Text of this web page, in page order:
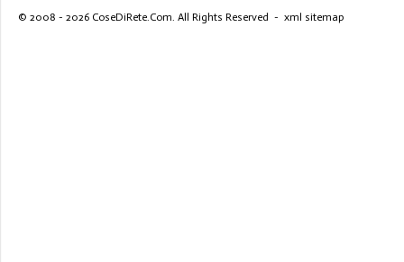
© 2008 - 2026 CoseDiRete.Com. All Rights Reserved - xml sitemap